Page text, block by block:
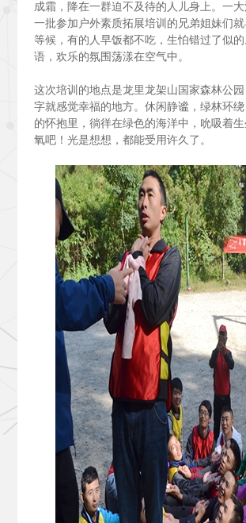
成霜，降在一群迫不及待的人儿身上。一
一批参加户外素质拓展培训的兄弟姐妹们
等候，有的人早饭都不吃，生怕错过了似
语，欢乐的氛围荡漾在空气中。
这次培训的地点是龙里龙架山国家森林公
字就感觉幸福的地方。休闲静谧，绿林环
的怀抱里，徜徉在绿色的海洋中，吮吸着
氧吧！光是想想，都能受用许久了。